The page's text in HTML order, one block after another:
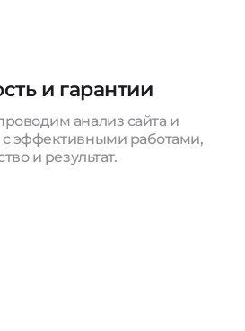
и гарантии
анализ сайта и
эффективными работами,
и результат.